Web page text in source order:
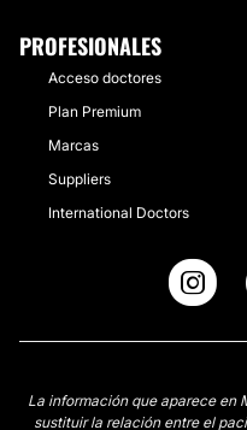
PROFESIONALES
Acceso doctores
Plan Premium
Marcas
Suppliers
International Doctors
La información que aparece en
sustituir la relación entre el